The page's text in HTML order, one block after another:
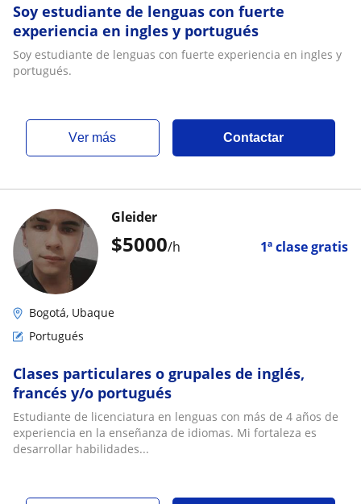
Soy estudiante de lenguas con fuerte
experiencia en ingles y portugués
Soy estudiante de lenguas con fuerte experiencia en ingles y
portugués.
ver más Contactar
$5000/h 1ª clase gratis
Gleider
Bogotá, Ubaque
Portugués
Clases particulares o grupales de inglés,
francés y/o portugués
Estudiante de licenciatura en lenguas con más de 4 años de
experiencia en la enseñanza de idiomas. Mi fortaleza es
desarrollar habilidades...